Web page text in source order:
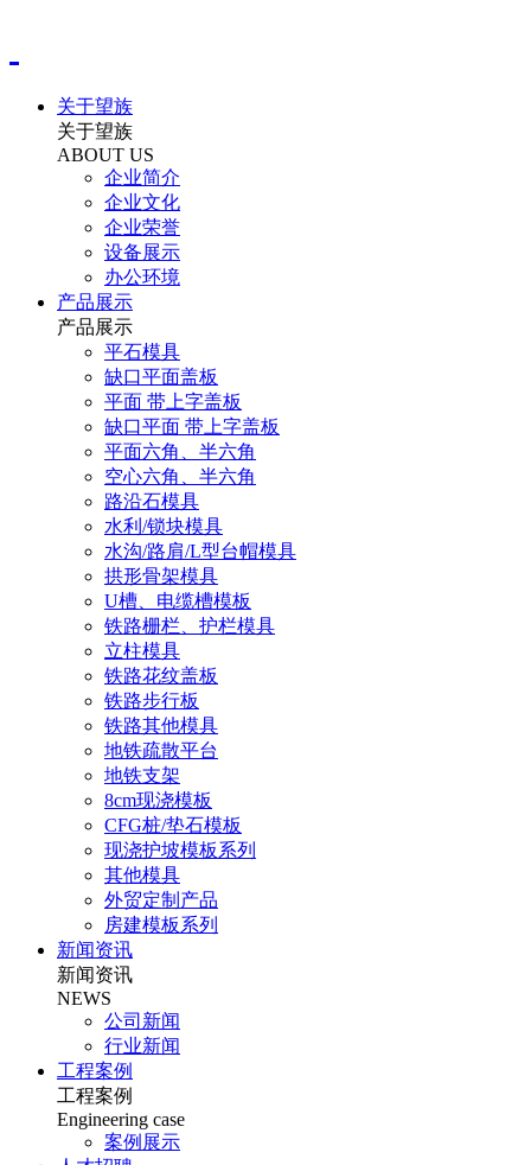
关于望族
关于望族
ABOUT US
企业简介
企业文化
企业荣誉
设备展示
办公环境
产品展示
产品展示
平石模具
缺口平面盖板
平面 带上字盖板
缺口平面 带上字盖板
平面六角、半六角
空心六角、半六角
路沿石模具
水利/锁块模具
水沟/路肩/L型台帽模具
拱形骨架模具
U槽、电缆槽模板
铁路栅栏、护栏模具
立柱模具
铁路花纹盖板
铁路步行板
铁路其他模具
地铁疏散平台
地铁支架
8cm现浇模板
CFG桩/垫石模板
现浇护坡模板系列
其他模具
外贸定制产品
房建模板系列
新闻资讯
新闻资讯
NEWS
公司新闻
行业新闻
工程案例
工程案例
Engineering case
案例展示